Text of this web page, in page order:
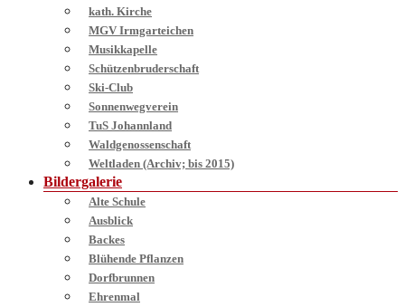
kath. Kirche
MGV Irmgarteichen
Musikkapelle
Schützenbruderschaft
Ski-Club
Sonnenwegverein
TuS Johannland
Waldgenossenschaft
Weltladen (Archiv; bis 2015)
Bildergalerie
Alte Schule
Ausblick
Backes
Blühende Pflanzen
Dorfbrunnen
Ehrenmal